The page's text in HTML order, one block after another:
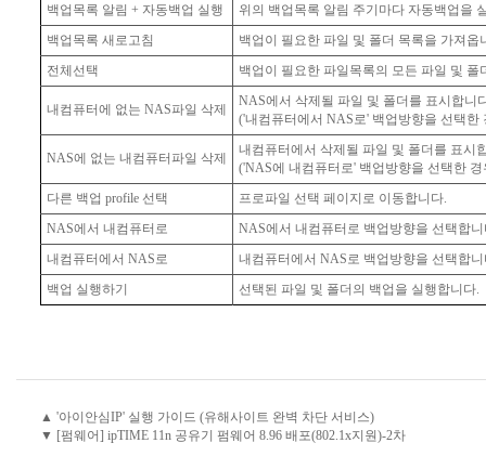
백업목록 알림 + 자동백업 실행
위의 백업목록 알림 주기마다 자동백업을
백업목록 새로고침
백업이 필요한 파일 및 폴더 목록을 가져옵
전체선택
백업이 필요한 파일목록의 모든 파일 및 폴
내컴퓨터에 없는 NAS파일 삭제
NAS에서 삭제될 파일 및 폴더를 표시합니
('내컴퓨터에서 NAS로' 백업방향을 선택한
NAS에 없는 내컴퓨터파일 삭제
내컴퓨터에서 삭제될 파일 및 폴더를 표시
('NAS에 내컴퓨터로' 백업방향을 선택한
다른 백업 profile 선택
프로파일 선택 페이지로 이동합니다.
NAS에서 내컴퓨터로
NAS에서 내컴퓨터로 백업방향을 선택합니
내컴퓨터에서 NAS로
내컴퓨터에서 NAS로 백업방향을 선택합니
백업 실행하기
선택된 파일 및 폴더의 백업을 실행합니다.
▲ '아이안심IP' 실행 가이드 (유해사이트 완벽 차단 서비스)
▼ [펌웨어] ipTIME 11n 공유기 펌웨어 8.96 배포(802.1x지원)-2차